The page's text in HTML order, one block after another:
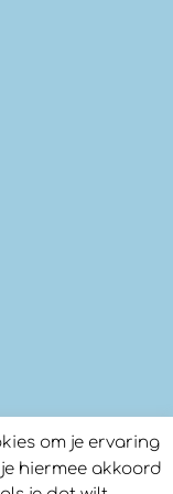
om je ervaring
hiermee akkoord